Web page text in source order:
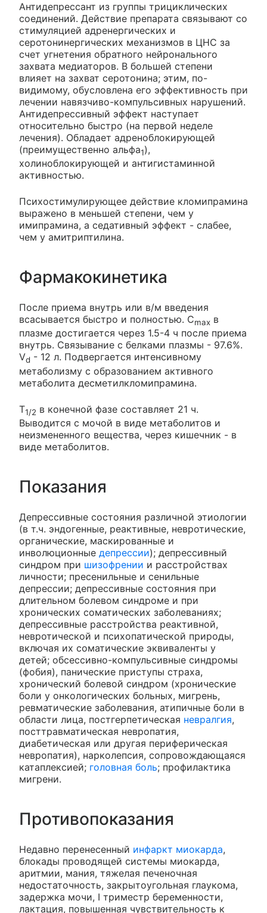
Антидепрессант из группы трициклических
соединений. Действие препарата связывают со
стимуляцией адренергических и
серотонинергических механизмов в ЦНС за
счет угнетения обратного нейронального
захвата медиаторов. В большей степени
влияет на захват серотонина; этим, по-
видимому, обусловлена его эффективность при
лечении навязчиво-компульсивных нарушений.
Антидепрессивный эффект наступает
относительно быстро (на первой неделе
лечения). Обладает адреноблокирующей
(преимущественно альфа1),
холиноблокирующей и антигистаминной
активностью.
Психостимулирующее действие кломипрамина
выражено в меньшей степени, чем у
имипрамина, а седативный эффект - слабее,
чем у амитриптилина.
Фармакокинетика
После приема внутрь или в/м введения
всасывается быстро и полностью. Cmax в
плазме достигается через 1.5-4 ч после приема
внутрь. Связывание с белками плазмы - 97.6%.
Vd - 12 л. Подвергается интенсивному
метаболизму с образованием активного
метаболита десметилкломипрамина.
T1/2 в конечной фазе составляет 21 ч.
Выводится с мочой в виде метаболитов и
неизмененного вещества, через кишечник - в
виде метаболитов.
Показания
Депрессивные состояния различной этиологии
(в т.ч. эндогенные, реактивные, невротические,
органические, маскированные и
инволюционные депрессии); депрессивный
синдром при шизофрении и расстройствах
личности; пресенильные и сенильные
депрессии; депрессивные состояния при
длительном болевом синдроме и при
хронических соматических заболеваниях;
депрессивные расстройства реактивной,
невротической и психопатической природы,
включая их соматические эквиваленты у
детей; обсессивно-компульсивные синдромы
(фобия), панические приступы страха,
хронический болевой синдром (хронические
боли у онкологических больных, мигрень,
ревматические заболевания, атипичные боли в
области лица, постгерпетическая невралгия,
посттравматическая невропатия,
диабетическая или другая периферическая
невропатия), нарколепсия, сопровождающаяся
катаплексией; головная боль; профилактика
мигрени.
Противопоказания
Недавно перенесенный инфаркт миокарда,
блокады проводящей системы миокарда,
аритмии, мания, тяжелая печеночная
недостаточность, закрытоугольная глаукома,
задержка мочи, I триместр беременности,
лактация, повышенная чувствительность к